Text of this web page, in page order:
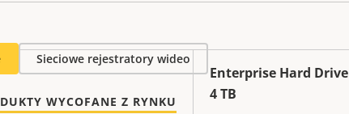
Enterprise Hard Drive
4 TB
Sieciowe rejestratory wideo
WYCOFANE Z RYNKU